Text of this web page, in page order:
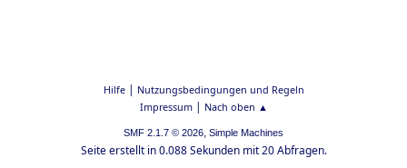
Hilfe| Nutzungsbedingungen und Regeln
Impressum| Nach oben ▲
SMF 2.1.7 © 2026, Simple Machines
Seite erstellt in 0.088 Sekunden mit 20 Abfragen.